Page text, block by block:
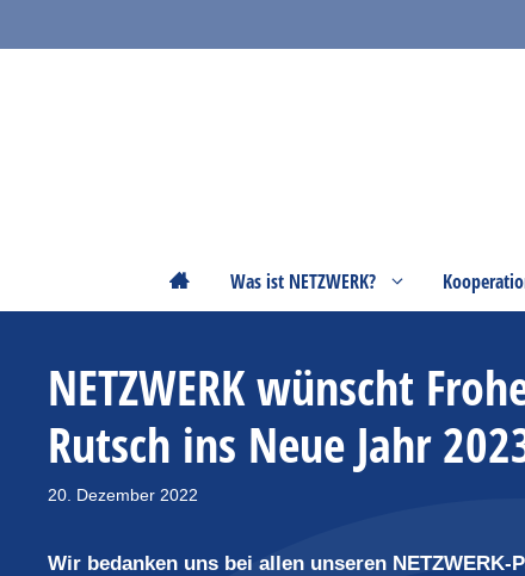
Inhalt
Startseite
Was ist NETZWERK?
NETZWERK wünscht
Rutsch ins Neue Jahr
20. Dezember 2022
Wir bedanken uns bei allen unseren